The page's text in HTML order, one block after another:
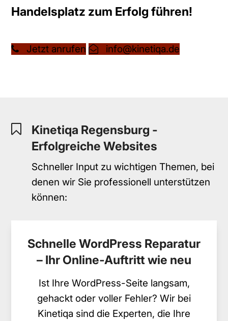
Handelsplatz zum Erfolg führen!
Jetzt anrufen info@kinetiqa.de
Kinetiqa Regensburg -
Erfolgreiche Websites
Schneller Input zu wichtigen Themen, bei
denen wir Sie professionell unterstützen
können:
Schnelle WordPress Reparatur
– Ihr Online-Auftritt wie neu
Ist Ihre WordPress-Seite langsam,
gehackt oder voller Fehler? Wir bei
Kinetiqa sind die Experten, die Ihre